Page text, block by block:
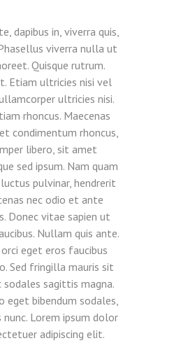
dapibus in, viverra quis,
viverra nulla ut
Quisque rutrum.
Etiam ultricies nisi vel
ultricies nisi.
rhoncus. Maecenas
condimentum rhoncus,
libero, sit amet
sed ipsum. Nam quam
pulvinar, hendrerit
nec odio et ante
Donec vitae sapien ut
Nullam quis ante.
eget eros faucibus
Sed fringilla mauris sit
sodales sagittis magna.
eget bibendum sodales,
Lorem ipsum dolor
adipiscing elit.